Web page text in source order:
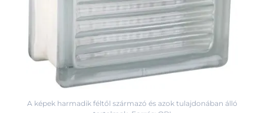
A képek harmadik féltől származó és azok tulajdonában álló